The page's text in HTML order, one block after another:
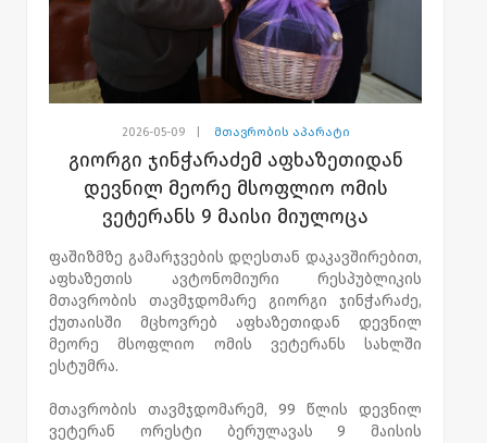
2026-05-09 მთავრობის აპარატი
გიორგი ჯინჭარაძემ აფხაზეთიდან
დევნილ მეორე მსოფლიო ომის
ვეტერანს 9 მაისი მიულოცა
ფაშიზმზე გამარჯვების დღესთან დაკავშირებით,
აფხაზეთის ავტონომიური რესპუბლიკის
მთავრობის თავმჯდომარე გიორგი ჯინჭარაძე,
ქუთაისში მცხოვრებ აფხაზეთიდან დევნილ
მეორე მსოფლიო ომის ვეტერანს სახლში
ესტუმრა.
მთავრობის თავმჯდომარემ, 99 წლის დევნილ
ვეტერან ორესტი ბერულავას 9 მაისის